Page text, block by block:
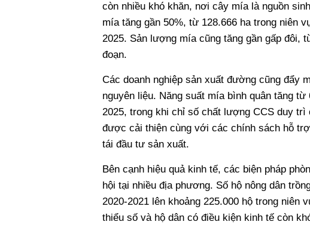
còn nhiều khó khăn, nơi cây mía là nguồn
mía tăng gần 50%, từ 128.666 ha trong niên
2025. Sản lượng mía cũng tăng gần gấp đôi,
đoạn.
Các doanh nghiệp sản xuất đường cũng đẩy
nguyên liệu. Năng suất mía bình quân tăng
2025, trong khi chỉ số chất lượng CCS duy
được cải thiện cùng với các chính sách hỗ
tái đầu tư sản xuất.
Bên cạnh hiệu quả kinh tế, các biện pháp
hội tại nhiều địa phương. Số hộ nông dân
2020-2021 lên khoảng 225.000 hộ trong niên
thiểu số và hộ dân có điều kiện kinh tế còn